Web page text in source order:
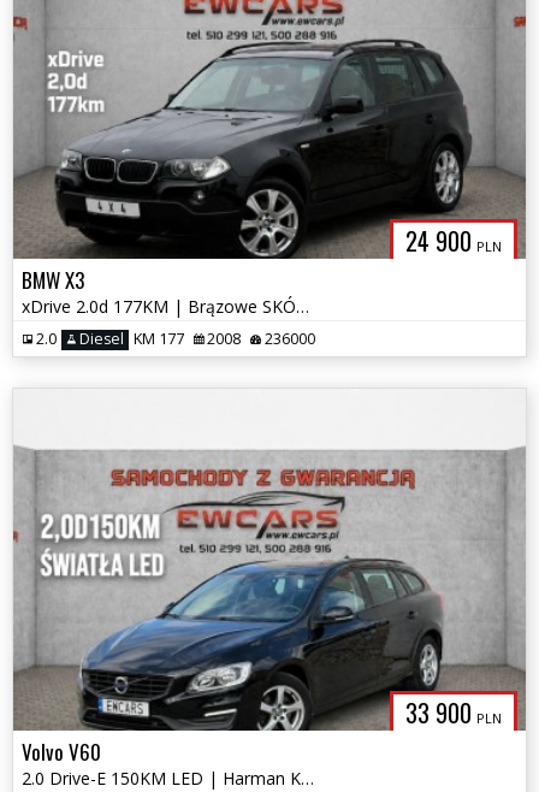
24 900 PLN
BMW X3
xDrive 2.0d 177KM | Brązowe SKÓRY | 18" | OPŁACONY | Klimatronic
2.0 Diesel KM 177 2008 236000
33 900 PLN
Volvo V60
2.0 Drive-E 150KM LED | Harman Kardon | BLIS | City Safety | OPŁACONY